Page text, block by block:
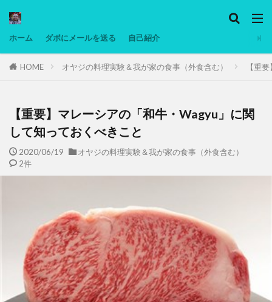
ホーム ダボにメールを送る 自己紹介
HOME オヤジの料理実験＆我が家の食事（外食含む） 【重
【重要】マレーシアの「和牛・Wagyu」に関
して知っておくべきこと
2020/06/19
オヤジの料理実験＆我が家の食事（外食含む）
2件
タグ
低温調理・スロークッカー
低糖質ダイエット
備忘
日本人村社会
脱水シート